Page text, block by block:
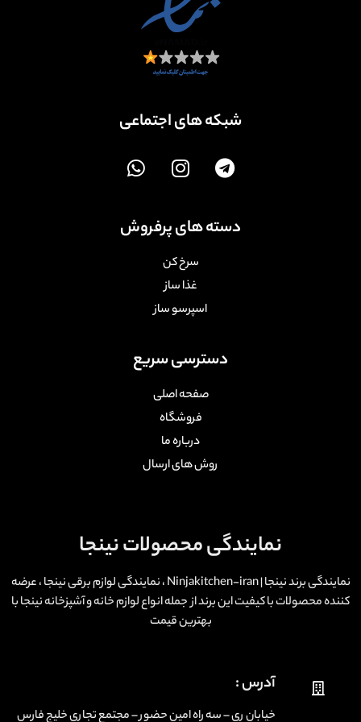
دسترسی سریع
صفحه اصلی
فروشگاه
درباره ما
روش های ارسال
دسته های پرفروش
سرخ کن
غذا ساز
اسپرسو ساز
شبکه های اجتماعی
نمایندگی محصولات نینجا
نمایندگی برند نینجا | Ninjakitchen-iran ، نمایندگی لوازم برقی نینجا ، عرضه
کننده محصولات با کیفیت این برند از جمله انواع لوازم خانه و آشپزخانه نینجا با
بهترین قیمت
آدرس :
خیابان ری – سه راه امین حضور – مجتمع تجاری خلیج فارس